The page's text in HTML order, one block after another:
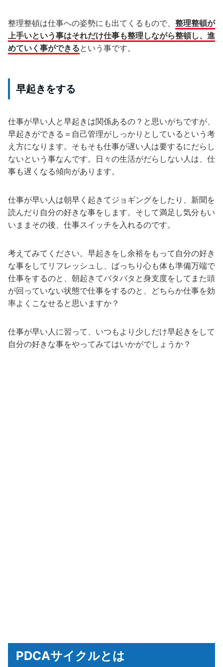
整理整頓は仕事への姿勢にも出てくるもので、 整理整頓が
上手いという事はそれだけ仕事も整理しながら整頓し、進
めていく事ができるという事です。
早起きをする
仕事が早い人と早起きは関係あるの？と思いがちですが、
早起きができる＝自己管理がしっかりとしているという考
え方になります。そもそも仕事が遅い人は要するにだらし
ないという事なんです。日々の生活がだらしない人は、仕
事も遅くなる傾向があります。
仕事が早い人は朝早く起きてジョギングをしたり、新聞を
読んだり自分の好きな事をします。そして満足し気分もい
いままその後、仕事スイッチを入れるのです。
考えてみてください。早起きをし余裕をもって自分の好き
な事をしてリフレッシュし、ばっちり心も体も準備万端で
仕事をするのと、朝起きてバタバタと身支度をしてまた頭
が回っていない状態で仕事をするのと、どちらか仕事を効
率よくこなせると思いますか？
仕事が早い人に習って、いつもより少しだけ早起きをして
自分の好きな事をやってみてはいかがでしょうか？
PDCAサイクルとは